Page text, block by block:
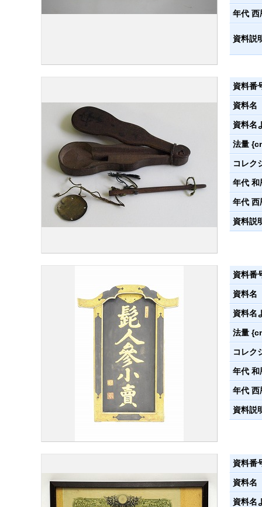
年代 西
資料説
資料番
資料名
資料名
法量
コレク
年代 和
年代 西
資料説
資料番
資料名
資料名
法量
コレク
年代 和
年代 西
資料説
資料番
資料名
資料名